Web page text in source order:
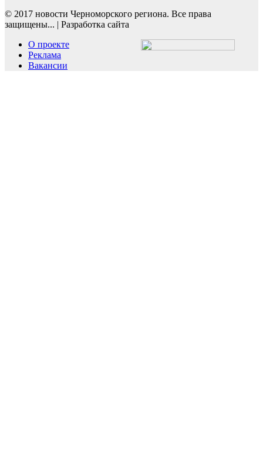
© 2017 новости Черноморского региона. Все права
защищены... | Разработка сайта
О проекте
Реклама
Вакансии